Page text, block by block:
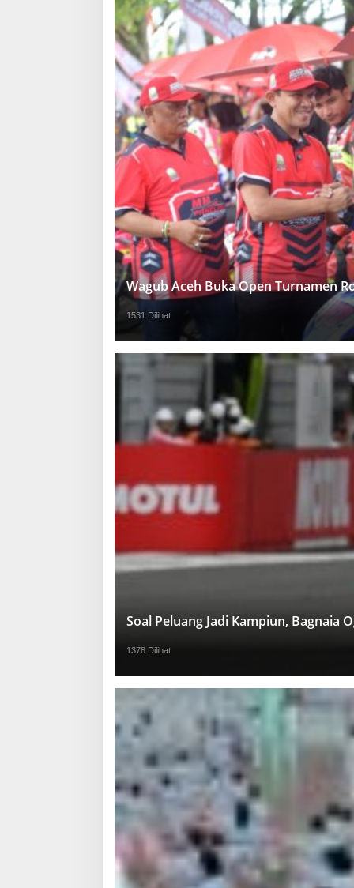
Wagub Aceh Buka Open Turnamen
1531 Dilihat
Soal Peluang Jadi Kampiun, Bagnaia
1378 Dilihat